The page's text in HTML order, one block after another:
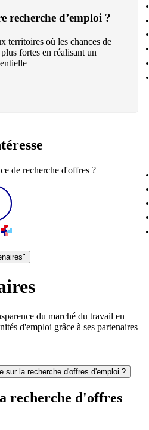
recherche d’emploi ?
territoires où les chances de
fortes en réalisant un
de recherche d'offres ?
du marché du travail en
d'emploi grâce à ses partenaires
sur la recherche d'offres d'emploi ?
recherche d'offres